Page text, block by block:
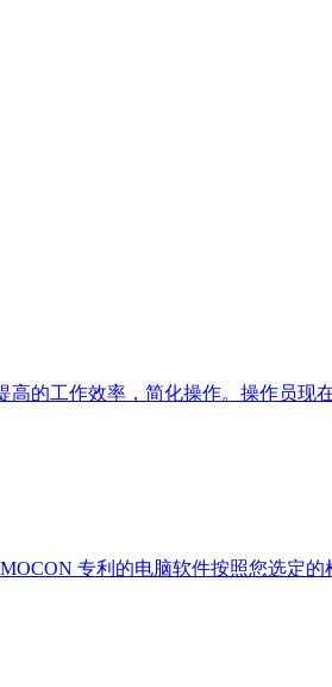
的工作效率，简化操作。操作员
专利的电脑软件按照您选定